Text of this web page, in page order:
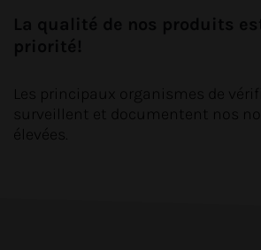
Les principaux organismes de
surveillent et documentent nos
élevées.